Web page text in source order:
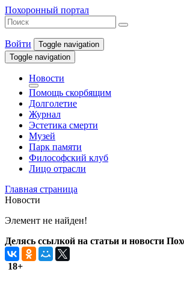
Похоронный портал
Войти
Toggle navigation
Toggle navigation
Новости
Помощь скорбящим
Долголетие
Журнал
Эстетика смерти
Музей
Парк памяти
Философский клуб
Лицо отрасли
Главная страница
Новости
Элемент не найден!
Делясь ссылкой на статьи и новости
18+